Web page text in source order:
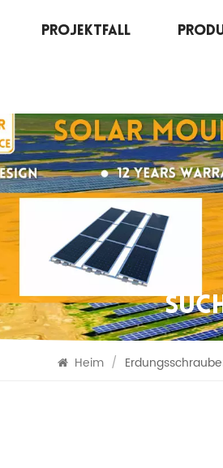
Projektfall
Heim /